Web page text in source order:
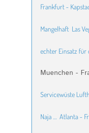
Frankfurt -
Mangelhaft Las
echter Einsatz für
Muenchen -
Servicewüste
Naja … Atlanta -